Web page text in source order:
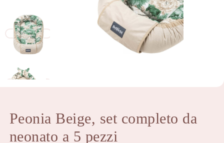
Peonia Beige, set completo da
neonato a 5 pezzi